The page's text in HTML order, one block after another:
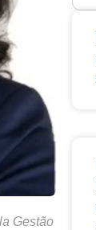
Gestão